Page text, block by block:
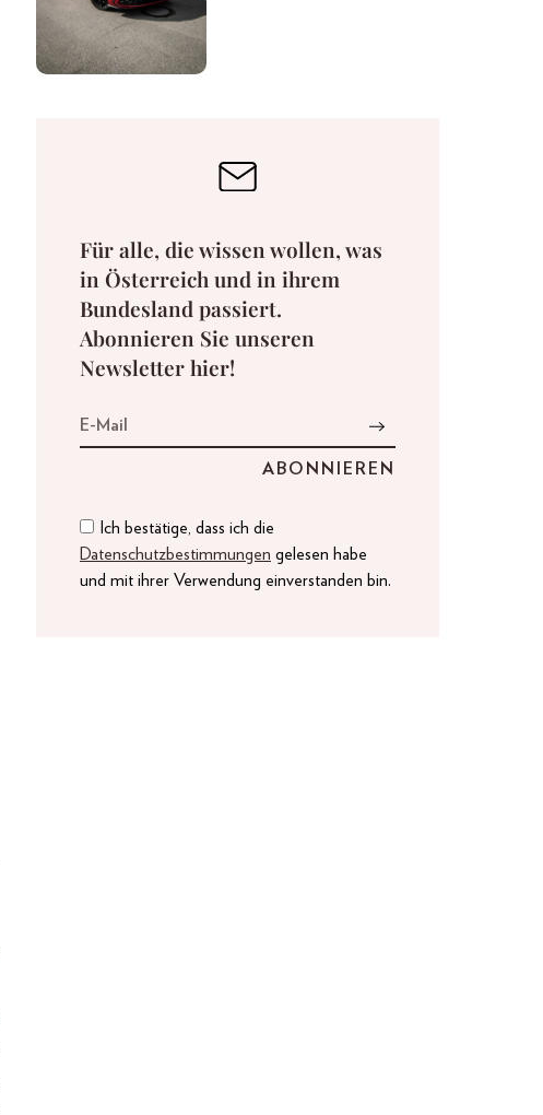
Für alle, die wissen wollen, was
in Österreich und in ihrem
Bundesland passiert.
Abonnieren Sie unseren
Newsletter hier!
Ich bestätige, dass ich die
Datenschutzbestimmungen gelesen habe
und mit ihrer Verwendung einverstanden bin.